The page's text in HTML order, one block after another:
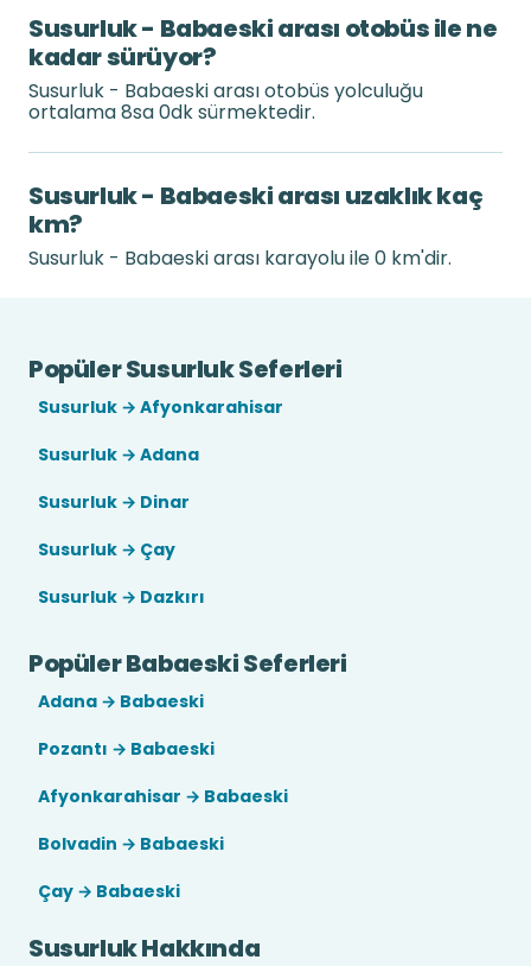
Susurluk - Babaeski arası otobüs ile ne
kadar sürüyor?
Susurluk - Babaeski arası otobüs yolculuğu
ortalama 8sa 0dk sürmektedir.
Susurluk - Babaeski arası uzaklık kaç
km?
Susurluk - Babaeski arası karayolu ile 0 km'dir.
Popüler Susurluk Seferleri
Susurluk → Afyonkarahisar
Susurluk → Adana
Susurluk → Dinar
Susurluk → Çay
Susurluk → Dazkırı
Popüler Babaeski Seferleri
Adana → Babaeski
Pozantı → Babaeski
Afyonkarahisar → Babaeski
Bolvadin → Babaeski
Çay → Babaeski
Susurluk Hakkında